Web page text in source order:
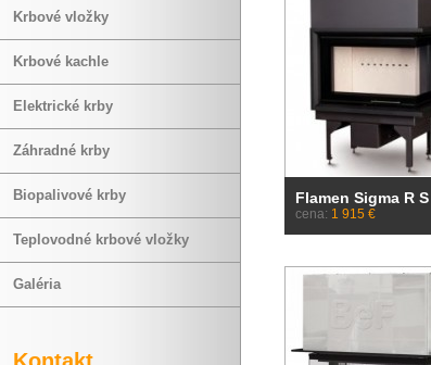
Krbové vložky
Krbové kachle
Elektrické krby
Záhradné krby
Biopalivové krby
Teplovodné krbové vložky
Galéria
Flamen Sigma R S
cena: 1 915 €